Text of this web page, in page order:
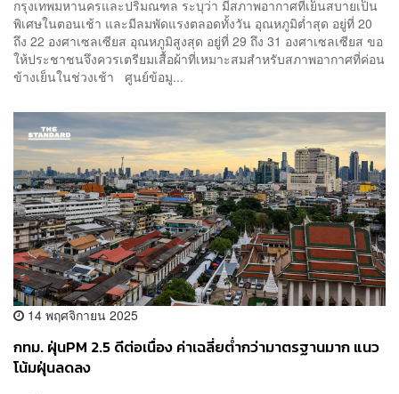
กรุงเทพมหานครและปริมณฑล ระบุว่า มีสภาพอากาศที่เย็นสบายเป็น
พิเศษในตอนเช้า และมีลมพัดแรงตลอดทั้งวัน อุณหภูมิต่ำสุด อยู่ที่ 20
ถึง 22 องศาเซลเซียส อุณหภูมิสูงสุด อยู่ที่ 29 ถึง 31 องศาเซลเซียส ขอ
ให้ประชาชนจึงควรเตรียมเสื้อผ้าที่เหมาะสมสำหรับสภาพอากาศที่ค่อน
ข้างเย็นในช่วงเช้า ศูนย์ข้อมู...
14 พฤศจิกายน 2025
กทม. ฝุ่นPM 2.5 ดีต่อเนื่อง ค่าเฉลี่ยต่ำกว่ามาตรฐานมาก แนว
โน้มฝุ่นลดลง